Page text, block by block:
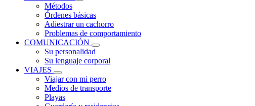
Métodos
Órdenes básicas
Adiestrar un cachorro
Problemas de comportamiento
COMUNICACIÓN
Su personalidad
Su lenguaje corporal
VIAJES
Viajar con mi perro
Medios de transporte
Playas